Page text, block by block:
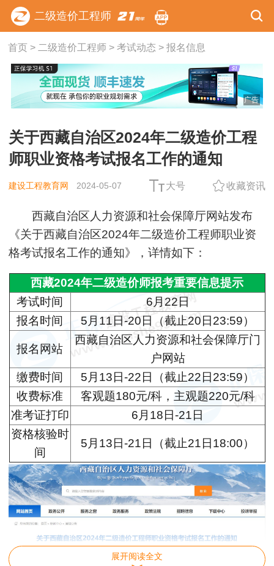
二级造价工程师
首页> 二级造价工程师> 考试动态 > 报名信息
广告
关于西藏自治区2024年二级造价工程
师职业资格考试报名工作的通知
建设工程教育网 2024-05-07 大号 收藏资讯
西藏自治区人力资源和社会保障厅网站发布
《关于西藏自治区2024年二级造价工程师职业资
格考试报名工作的通知》，详情如下：
西藏2024年二级造价师报考重要信息提示
考试时间
6月22日
报名时间
5月11日-20日（截止20日23:59）
报名网站
西藏自治区人力资源和社会保障厅门
户网站
缴费时间
5月13日-22日（截止22日23:59）
收费标准
客观题180元/科，主观题220元/科
准考证打印
6月18日-21日
资格核验时
间
5月13日-21日（截止21日18:00）
展开阅读全文